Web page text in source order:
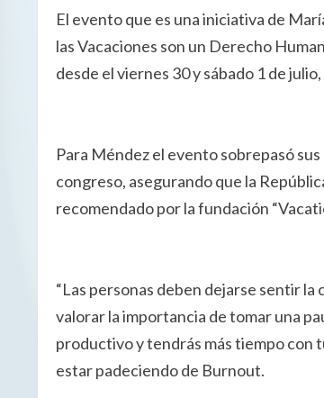
El evento que es una iniciativa de
las Vacaciones son un Derecho
desde el viernes 30 y sábado 1 de
Para Méndez el evento sobrepasó
congreso, asegurando que la
recomendado por la fundación
“Las personas deben dejarse sentir
valorar la importancia de tomar una
productivo y tendrás más tiempo con
estar padeciendo de Burnout.